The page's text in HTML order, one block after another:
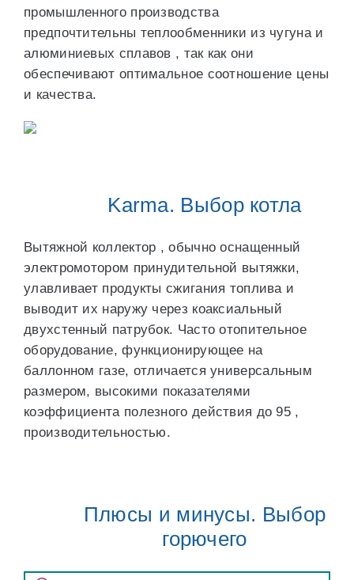
промышленного производства
предпочтительны теплообменники из чугуна и
алюминиевых сплавов , так как они
обеспечивают оптимальное соотношение цены
и качества.
Karma. Выбор котла
Вытяжной коллектор , обычно оснащенный
электромотором принудительной вытяжки,
улавливает продукты сжигания топлива и
выводит их наружу через коаксиальный
двухстенный патрубок. Часто отопительное
оборудование, функционирующее на
баллонном газе, отличается универсальным
размером, высокими показателями
коэффициента полезного действия до 95 ,
производительностью.
Плюсы и минусы. Выбор
горючего